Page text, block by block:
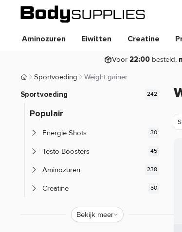
Aminozuren Eiwitten Creatine
Voor 22:00besteld,
Body Supplies | Sportvoeding en Supplementen
Sportvoeding
Weight gainer
Sportvoeding
Populair
Energie Shots
Testo Boosters
Aminozuren
Creatine
Pre-Workout
Bekijk meer